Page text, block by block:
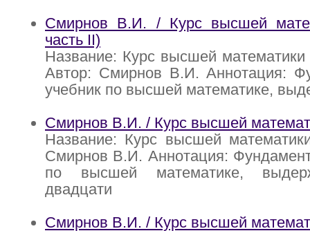
Смирнов В.И. / Курс высшей
часть II)
Название: Курс высшей математики
Автор: Смирнов В.И. Аннотация:
учебник по высшей математике,
Смирнов В.И. / Курс высшей
Название: Курс высшей
Смирнов В.И. Аннотация:
по высшей математике,
двадцати
Смирнов В.И. / Курс высшей